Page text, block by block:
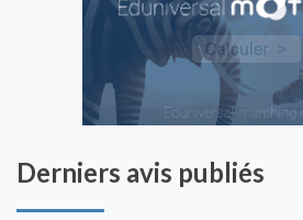
Derniers avis publiés